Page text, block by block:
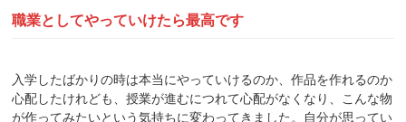
職業としてやっていけたら最高です
入学したばかりの時は本当にやっていけるのか、作品を作れるのか
心配したけれども、授業が進むにつれて心配がなくなり、こんな物
が作ってみたいという気持ちに変わってきました。自分が思ってい